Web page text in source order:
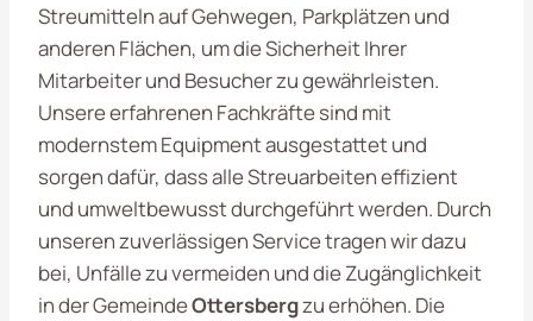
Streumitteln auf Gehwegen, Parkplätzen und
anderen Flächen, um die Sicherheit Ihrer
Mitarbeiter und Besucher zu gewährleisten.
Unsere erfahrenen Fachkräfte sind mit
modernstem Equipment ausgestattet und
sorgen dafür, dass alle Streuarbeiten effizient
und umweltbewusst durchgeführt werden. Durch
unseren zuverlässigen Service tragen wir dazu
bei, Unfälle zu vermeiden und die Zugänglichkeit
in der GemeindeOttersbergzu erhöhen. Die